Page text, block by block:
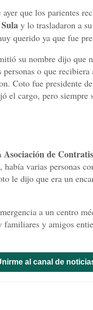
que los parientes
y lo trasladaron a
querido ya que fue
su nombre dijo que
o que
Coto fue presidente de
el cargo, pero siempre
Asociación de
, había varias personas
le dijo que era un
a un centro
familiares y amigos
al canal de